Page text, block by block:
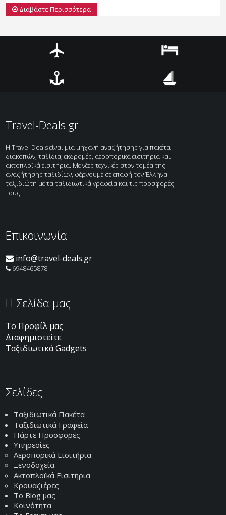
Διαβάστε Περισσότερα
Travel-Deals.gr
H Travel Deals είναι μια μηχανή αναζήτησης για πακέτα
διακοπών, ταξίδια, εκδρομές, αεροπορικά εισιτήρια και
ακτοπλοϊκά εισιτήρια. Με νέες τεχνικές στον τομέα της
αναζήτησης ταξιδίων, φέρνουμε σε επαφή τον Έλληνα
ταξιδιώτη με τα ταξιδιωτικά γραφεία και τις προσφορές
τους.
Επικοινωνία
info@travel-deals.gr
6948465878
H Σελίδα μας
Το Προφίλ μας
Διαφημιστείτε
Ταξιδιωτικά Gadgets
Σελίδες
Ταξιδιωτικά Πακέτα
Ταξιδιωτικά Γραφεία
Πάρτε Προσφορές
Υπηρεσίες
Αεροπορικά Εισιτήρια
Ξενοδοχεία
Ακτοπλοϊκά Εισιτήρια
Κρουαζιέρες
Το Blog μας
Κοινότητα